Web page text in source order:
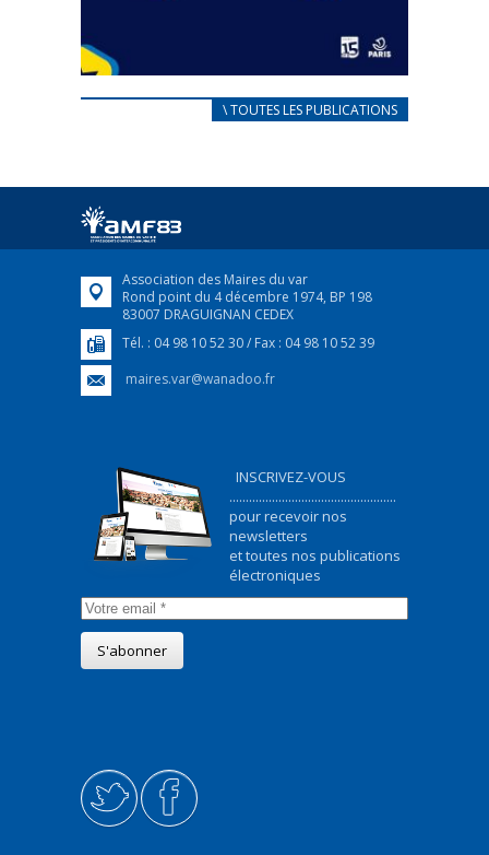
CARNET D’ACCUEIL
Afin d’accompagner au mieux les réfugiés
FEUILLETER
\ TOUTES LES PUBLICATIONS
Association des Maires du var
Rond point du 4 décembre 1974, BP 198
83007 DRAGUIGNAN CEDEX
Tél. : 04 98 10 52 30 / Fax : 04 98 10 52 39
maires.var@wanadoo.fr
INSCRIVEZ-VOUS
...................................................
pour recevoir nos
newsletters
et toutes nos publications
électroniques